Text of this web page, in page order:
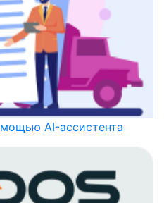
AI-ассистента